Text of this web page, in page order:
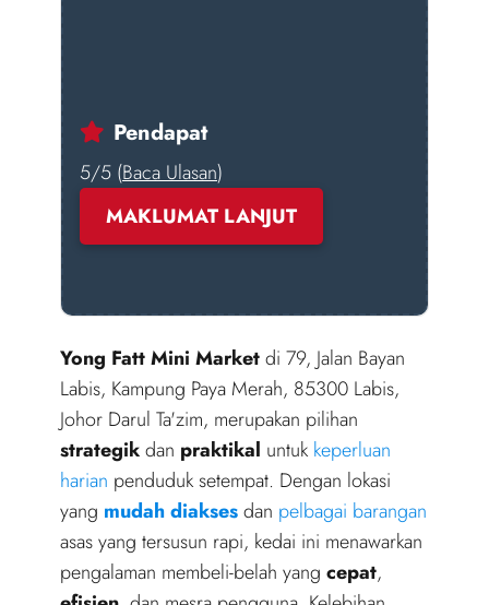
Pendapat
5/5 (Baca Ulasan)
MAKLUMAT LANJUT
Yong Fatt Mini Marketdi 79, Jalan Bayan
Labis, Kampung Paya Merah, 85300 Labis,
Johor Darul Ta'zim, merupakan pilihan
strategikdan praktikal untuk keperluan
harian penduduk setempat. Dengan lokasi
yang mudah diaksesdan pelbagai barangan
asas yang tersusun rapi, kedai ini menawarkan
pengalaman membeli-belah yang cepat,